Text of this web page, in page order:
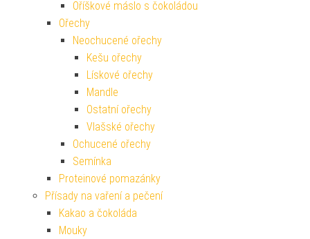
Oříškové máslo s čokoládou
Ořechy
Neochucené ořechy
Kešu ořechy
Lískové ořechy
Mandle
Ostatní ořechy
Vlašské ořechy
Ochucené ořechy
Semínka
Proteinové pomazánky
Přísady na vaření a pečení
Kakao a čokoláda
Mouky